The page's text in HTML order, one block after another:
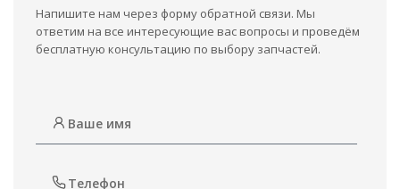
Напишите нам через форму обратной связи. Мы
ответим на все интересующие вас вопросы и проведём
бесплатную консультацию по выбору запчастей.